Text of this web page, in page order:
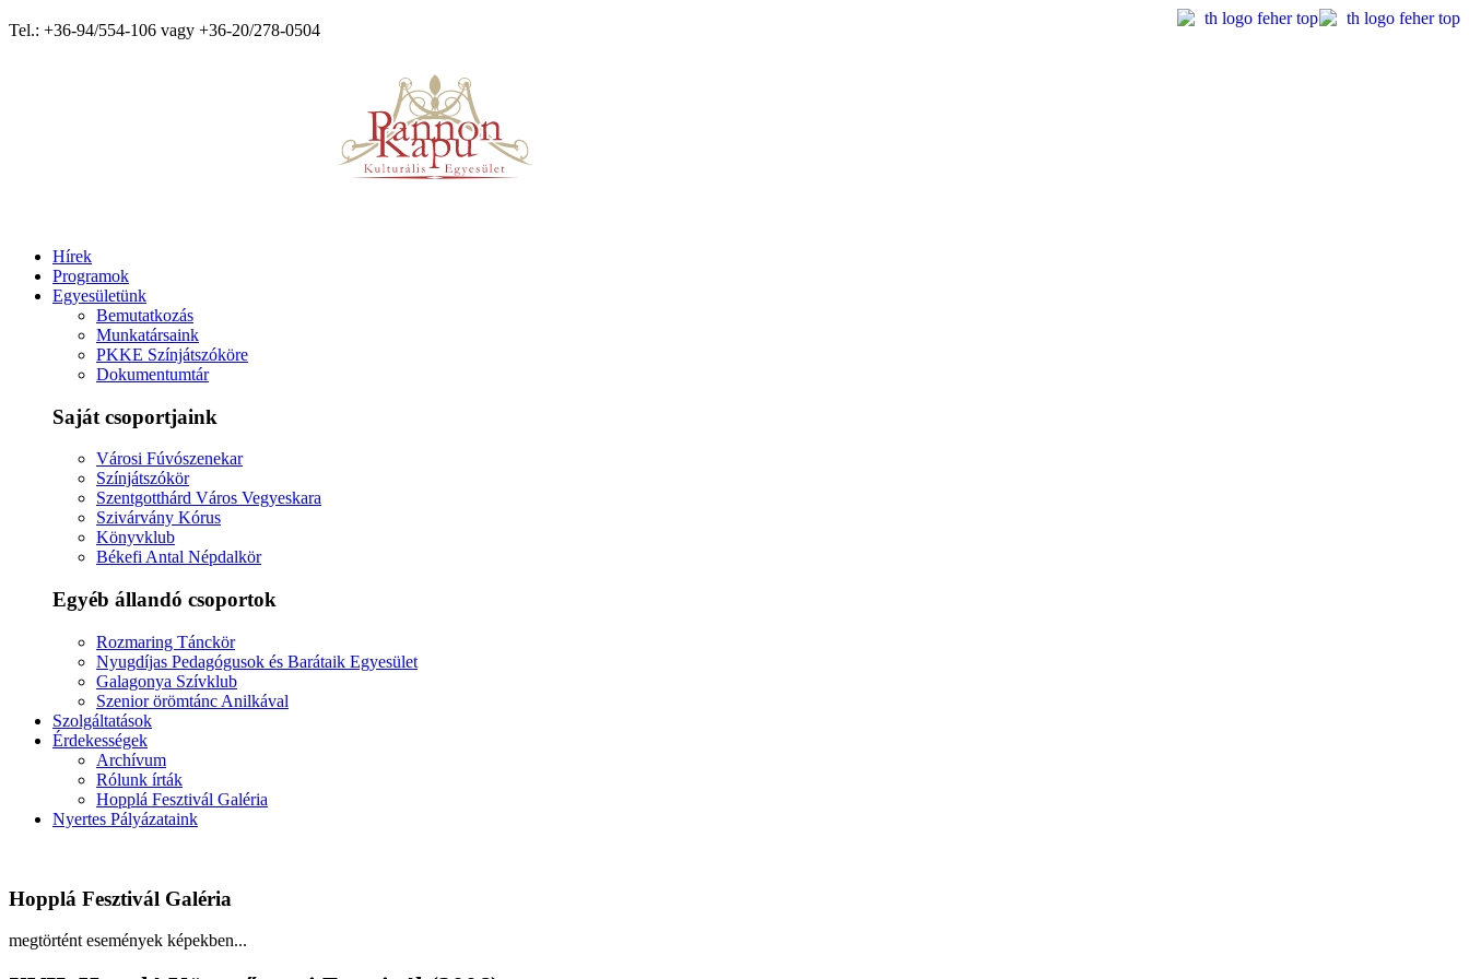
Tel.: +36-94/554-106 vagy +36-20/278-0504
Hírek
Programok
Egyesületünk
Bemutatkozás
Munkatársaink
PKKE Színjátszóköre
Dokumentumtár
Saját csoportjaink
Városi Fúvószenekar
Színjátszókör
Szentgotthárd Város Vegyeskara
Szivárvány Kórus
Könyvklub
Békefi Antal Népdalkör
Egyéb állandó csoportok
Rozmaring Tánckör
Nyugdíjas Pedagógusok és Barátaik Egyesület
Galagonya Szívklub
Szenior örömtánc Anilkával
Szolgáltatások
Érdekességek
Archívum
Rólunk írták
Hopplá Fesztivál Galéria
Nyertes Pályázataink
Hopplá Fesztivál Galéria
megtörtént események képekben...